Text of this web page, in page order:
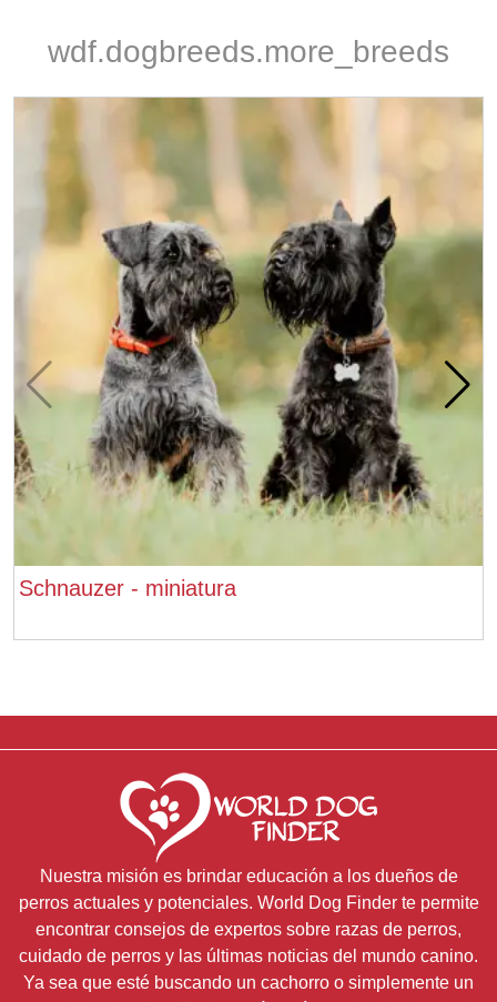
wdf.dogbreeds.more_breeds
Schnauzer - miniatura
Nuestra misión es brindar educación a los dueños de
perros actuales y potenciales. World Dog Finder te permite
encontrar consejos de expertos sobre razas de perros,
cuidado de perros y las últimas noticias del mundo canino.
Ya sea que esté buscando un cachorro o simplemente un